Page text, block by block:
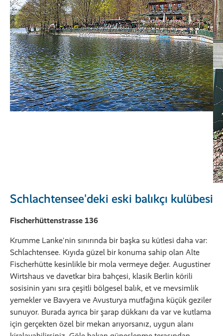
Schlachtensee'deki eski balıkçı kulübesi
Fischerhüttenstrasse 136
Krumme Lanke'nin sınırında bir başka su kütlesi daha var:
Schlachtensee. Kıyıda güzel bir konuma sahip olan Alte
Fischerhütte kesinlikle bir mola vermeye değer. Augustiner
Wirtshaus ve davetkar bira bahçesi, klasik Berlin körili
sosisinin yanı sıra çeşitli bölgesel balık, et ve mevsimlik
yemekler ve Bavyera ve Avusturya mutfağına küçük geziler
sunuyor. Burada ayrıca bir şarap dükkanı da var ve kutlama
için gerçekten özel bir mekan arıyorsanız, uygun alanı